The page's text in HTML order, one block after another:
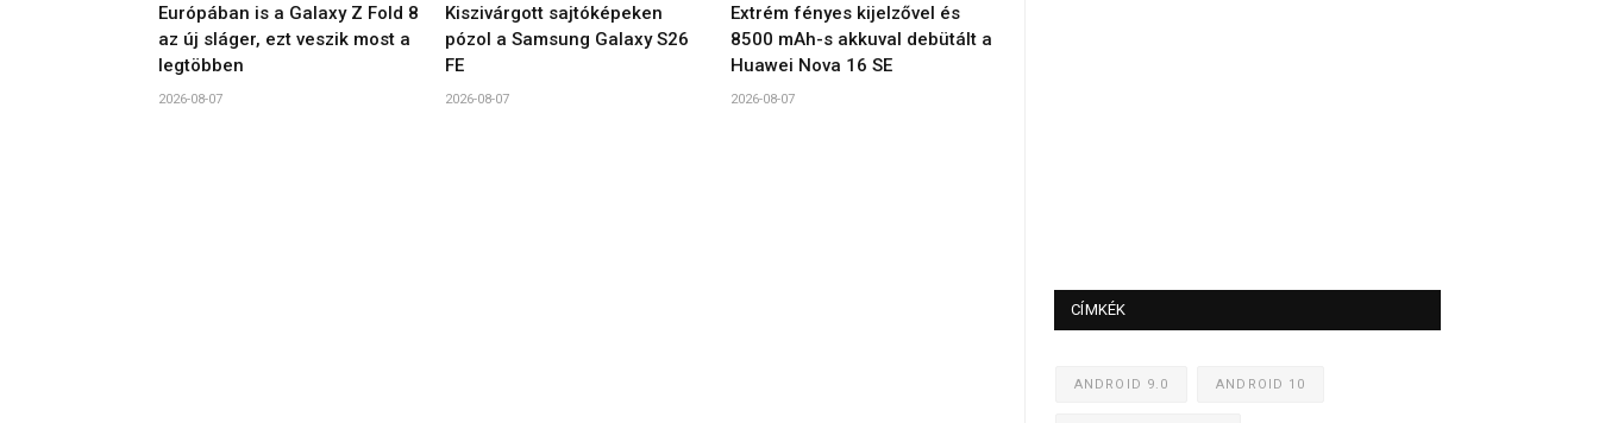
Európában is a Galaxy Z Fold 8
az új sláger, ezt veszik most a
legtöbben
2026-08-07
Kiszivárgott sajtóképeken
pózol a Samsung Galaxy S26
FE
2026-08-07
Extrém fényes kijelzővel és
8500 mAh-s akkuval debütált a
Huawei Nova 16 SE
2026-08-07
CÍMKÉK
ANDROID 9.0 ANDROID 10